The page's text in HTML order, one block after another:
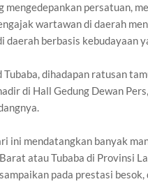
mengedepankan persatuan,
wartawan di daerah
daerah berbasis kebudayaan
dihadapan ratusan
di Hall Gedung Dewan
ini mendatangkan banyak
atau Tubaba di Provinsi
pada prestasi